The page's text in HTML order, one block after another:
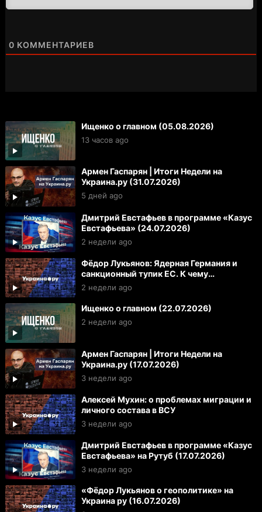
0 КОММЕНТАРИЕВ
Ищенко о главном (05.08.2026)
13 часов ago
Армен Гаспарян | Итоги Недели на
Украина.ру (31.07.2026)
5 дней ago
Дмитрий Евстафьев в программе «Казус
Евстафьева» (24.07.2026)
2 недели ago
Фёдор Лукьянов: Ядерная Германия и
санкционный тупик ЕС. К чему
готовиться России и Украине
2 недели ago
Ищенко о главном (22.07.2026)
2 недели ago
Армен Гаспарян | Итоги Недели на
Украина.ру (17.07.2026)
3 недели ago
Алексей Мухин: о проблемах миграции и
личного состава в ВСУ
3 недели ago
Дмитрий Евстафьев в программе «Казус
Евстафьева» на Рутуб (17.07.2026)
3 недели ago
«Фёдор Лукьянов о геополитике» на
Украина ру (16.07.2026)